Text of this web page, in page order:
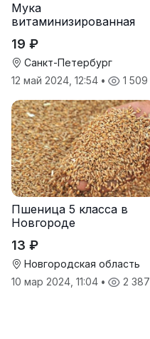
Мука
витаминизированная
19 ₽
Санкт-Петербург
12 май 2024, 12:54 • 1 509
Пшеница 5 класса в
Новгороде
13 ₽
Новгородская область
10 мар 2024, 11:04 • 2 387